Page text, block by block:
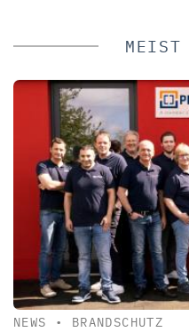
MEIST
NEWS • BRANDSCHUTZ